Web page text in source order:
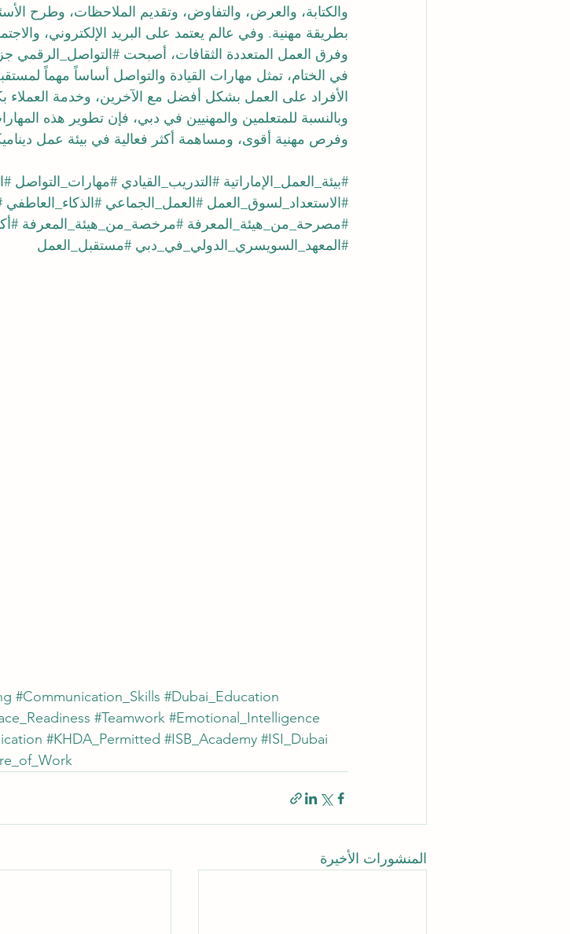
والكتابة، والعرض، والتفاوض، وتقديم الملاحظات، وطرح
بطريقة مهنية. وفي عالم يعتمد على البريد الإلكتروني،
وفرق العمل المتعددة الثقافات، أصبحت #التواصل_الرقمي
في الختام، تمثل مهارات القيادة والتواصل أساساً مهماً
الأفراد على العمل بشكل أفضل مع الآخرين، وخدمة العملاء
وبالنسبة للمتعلمين والمهنيين في دبي، فإن تطوير هذه
وفرص مهنية أقوى، ومساهمة أكثر فعالية في بيئة عمل
#بيئة_العمل_الإماراتية #التدريب_القيادي #مهارات_التواصل
#الاستعداد_لسوق_العمل #العمل_الجماعي #الذكاء_العاطفي
#مصرحة_من_هيئة_المعرفة #مرخصة_من_هيئة_المعرفة
#المعهد_السويسري_الدولي_في_دبي #مستقبل_العمل
#Communication_Skills #Dubai_Education
#Teamwork #Emotional_Intelligence
#KHDA_Permitted #ISB_Academy #ISI_Dubai
المنشورات الأخيرة